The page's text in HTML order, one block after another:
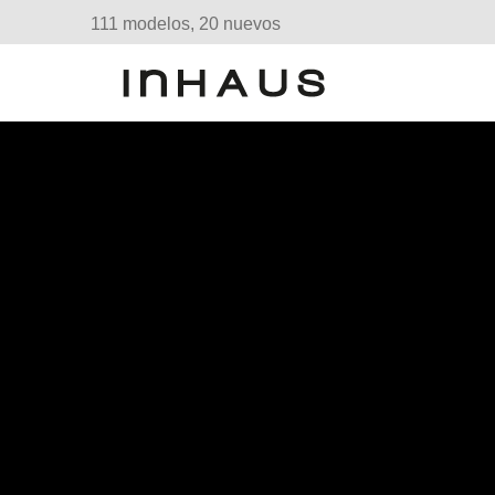
111 modelos, 20 nuevos